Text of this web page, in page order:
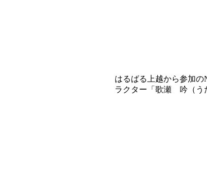
はるばる上越から参加
ラクター「歌瀬 吟（う